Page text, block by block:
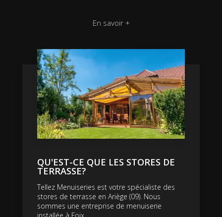
En savoir +
QU'EST-CE QUE LES STORES DE
TERRASSE?
Tellez Menuiseries est votre spécialiste des
stores de terrasse en Ariège (09). Nous
sommes une entreprise de menuiserie